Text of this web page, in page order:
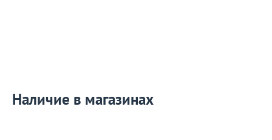
Наличие в магазинах